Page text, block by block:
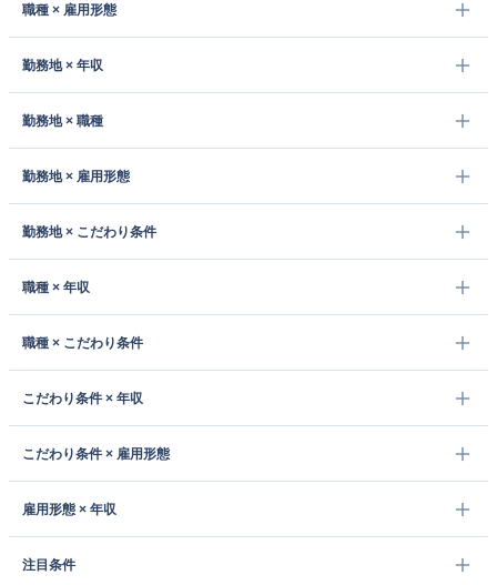
職種 × 雇用形態
勤務地 × 年収
勤務地 × 職種
勤務地 × 雇用形態
勤務地 × こだわり条件
職種 × 年収
職種 × こだわり条件
こだわり条件 × 年収
こだわり条件 × 雇用形態
雇用形態 × 年収
注目条件